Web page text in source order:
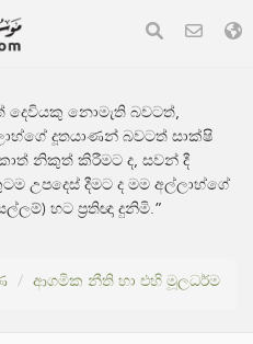
දෙවියකු නොමැති බවටත්,
දූතයාණන් බවටත් සාක්ෂි
නිකුත් කිරීමට ද, සවන් දී
උපදෙස් දීමට ද මම අල්ලාහ්ගේ
හට ප්‍රතිඥා දුනිමි.”
ආගමික නීති හා එහි මූලධර්ම